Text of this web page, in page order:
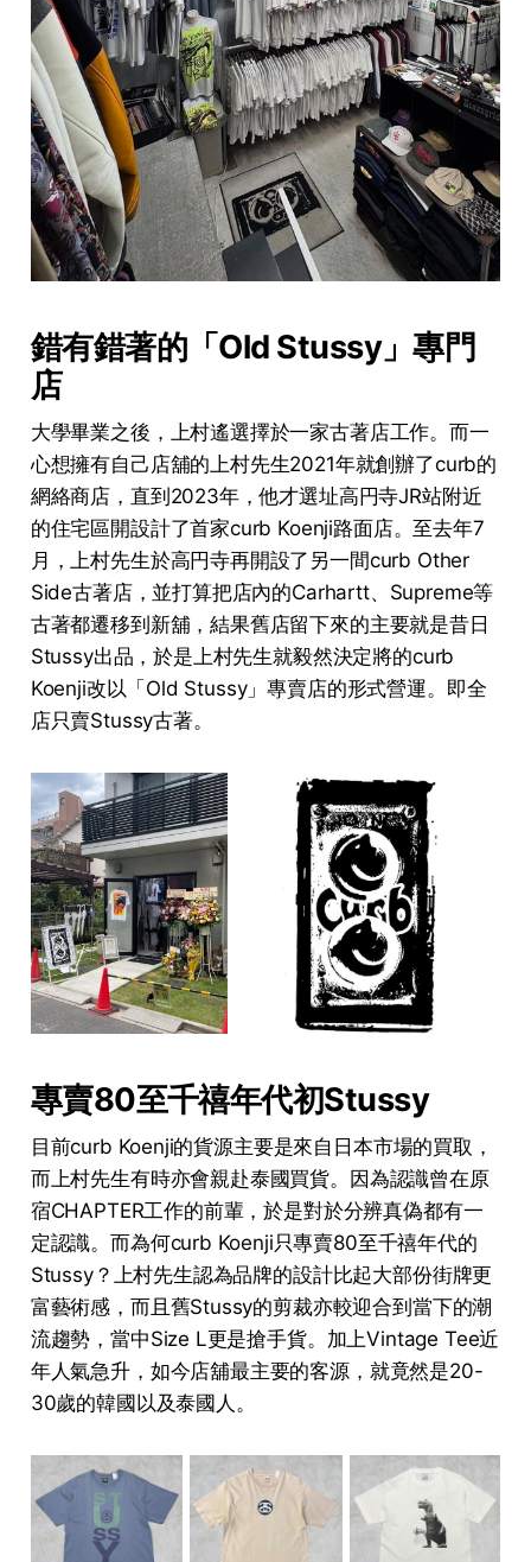
錯有錯著的「Old Stussy」專門
店
大學畢業之後，上村遙選擇於一家古著店工作。而一
心想擁有自己店舖的上村先生2021年就創辦了curb的
網絡商店，直到2023年，他才選址高円寺JR站附近
的住宅區開設計了首家curb Koenji路面店。至去年7
月，上村先生於高円寺再開設了另一間curb Other
Side古著店，並打算把店內的Carhartt、Supreme等
古著都遷移到新舖，結果舊店留下來的主要就是昔日
Stussy出品，於是上村先生就毅然決定將的curb
Koenji改以「Old Stussy」專賣店的形式營運。即全
店只賣Stussy古著。
專賣80至千禧年代初Stussy
目前curb Koenji的貨源主要是來自日本市場的買取，
而上村先生有時亦會親赴泰國買貨。因為認識曾在原
宿CHAPTER工作的前輩，於是對於分辨真偽都有一
定認識。而為何curb Koenji只專賣80至千禧年代的
Stussy？上村先生認為品牌的設計比起大部份街牌更
富藝術感，而且舊Stussy的剪裁亦較迎合到當下的潮
流趨勢，當中Size L更是搶手貨。加上Vintage Tee近
年人氣急升，如今店舖最主要的客源，就竟然是20-
30歲的韓國以及泰國人。